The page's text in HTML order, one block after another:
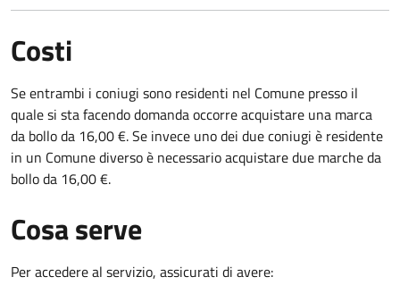
Costi
Se entrambi i coniugi sono residenti nel Comune presso il
quale si sta facendo domanda occorre acquistare una marca
da bollo da 16,00 €. Se invece uno dei due coniugi è residente
in un Comune diverso è necessario acquistare due marche da
bollo da 16,00 €.
Cosa serve
Per accedere al servizio, assicurati di avere: